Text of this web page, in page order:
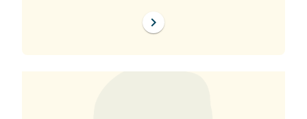
chevron_right